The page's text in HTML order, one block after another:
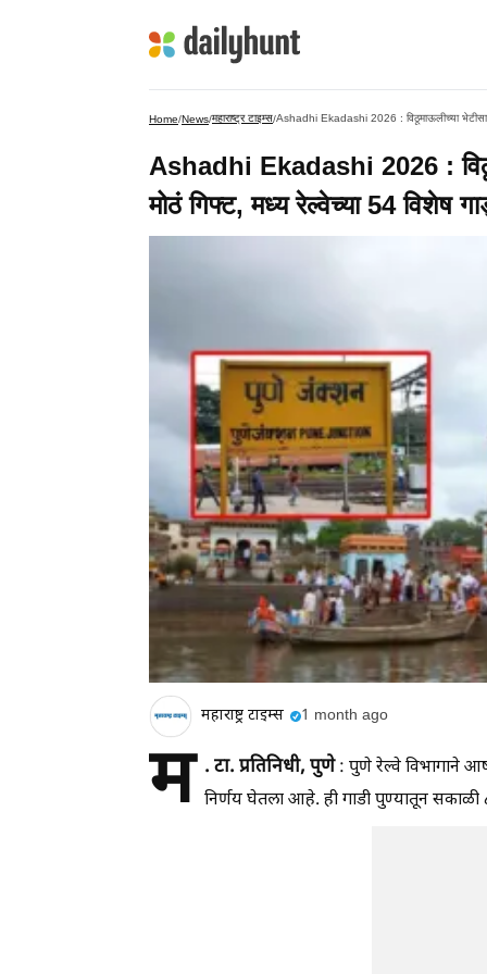
Home/News/महाराष्ट्र टाइम्स/
Ashadhi Ekadashi 2026 :
मोठं गिफ्ट, मध्य रेल्वेच्या 54 विशेष
महाराष्ट्र टाइम्स 1 month ago
म . टा. प्रतिनिधी, पुणे: पुणे रेल्वे विभागाने
निर्णय घेतला आहे. ही गाडी पुण्यातून